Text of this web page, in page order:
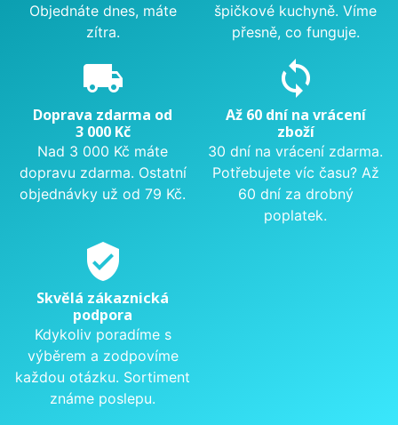
Objednáte dnes, máte
zítra.
špičkové kuchyně. Víme
přesně, co funguje.
local_shipping
Doprava zdarma od
3 000 Kč
Nad 3 000 Kč máte
dopravu zdarma. Ostatní
objednávky už od 79 Kč.
sync
Až 60 dní na vrácení
zboží
30 dní na vrácení zdarma.
Potřebujete víc času? Až
60 dní za drobný
poplatek.
verified_user
Skvělá zákaznická
podpora
Kdykoliv poradíme s
výběrem a zodpovíme
každou otázku. Sortiment
známe poslepu.